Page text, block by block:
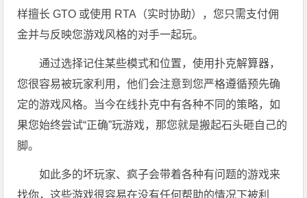
样擅长 GTO 或使用 RTA（实时协助），您只需支付佣
金并与反映您游戏风格的对手一起玩。
通过选择记住某些模式和位置，使用扑克解算器，
您很容易被玩家利用，他们会注意到您严格遵循预先确
定的游戏风格。当今在线扑克中有各种不同的策略，如
果您始终尝试“正确”玩游戏，那您就是搬起石头砸自己的
脚。
如此多的坏玩家、疯子会带着各种有问题的游戏来
找你，这些游戏很容易在没有任何帮助的情况下被利